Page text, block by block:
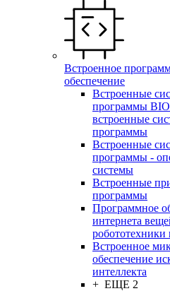
Встроенное
обеспечение
Встроенные
программы
встроенные
программы
Встроенные
программы -
системы
Встроенные
программы
Программное
интернета
робототехники
Встроенное
обеспечение
интеллекта
+ ЕЩЕ 2